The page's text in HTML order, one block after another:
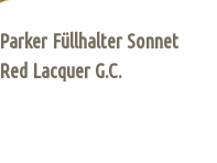
Parker Füllhalter Sonnet
Red Lacquer G.C.